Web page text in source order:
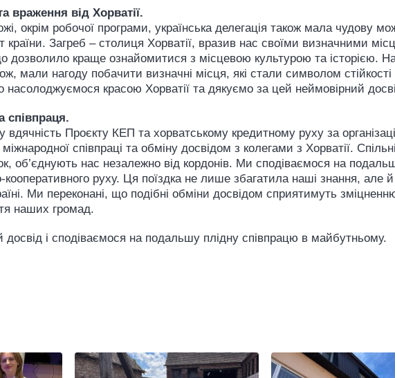
враження від Хорватії.
окрім робочої програми, українська делегація також мала чудову
країни. Загреб – столиця Хорватії, вразив нас своїми визначними
дозволило краще ознайомитися з місцевою культурою та історією.
мали нагоду побачити визначні місця, які стали символом
красою Хорватії та дякуємо за цей неймовірний
співпраця.
Проєкту КЕП та хорватському кредитному руху за
співпраці та обміну досвідом з колегами з Хорватії.
об’єднують нас незалежно від кордонів. Ми сподіваємося на
кооперативного руху. Ця поїздка не лише збагатила наші знання, але
Ми переконані, що подібні обміни досвідом сприятимуть
наших громад.
і сподіваємося на подальшу плідну співпрацю в майбутньому.